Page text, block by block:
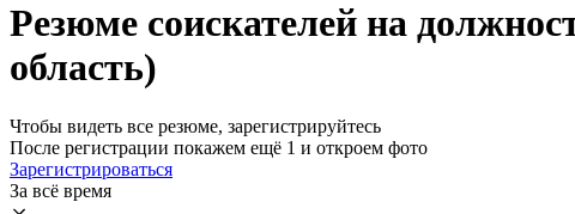
Резюме соискателей на
область)
Чтобы видеть все резюме, зарегистрируйтесь
После регистрации покажем ещё 1 и откроем фото
Зарегистрироваться
За всё время